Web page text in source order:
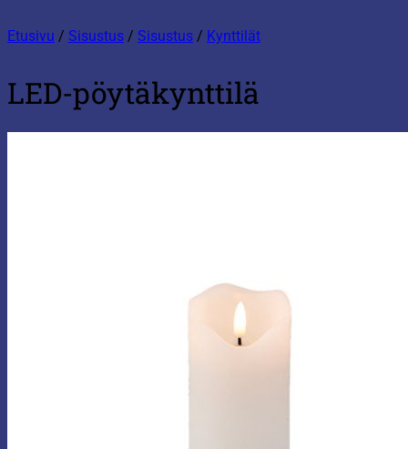
Etusivu / Sisustus / Sisustus / Kynttilät
LED-pöytäkynttilä